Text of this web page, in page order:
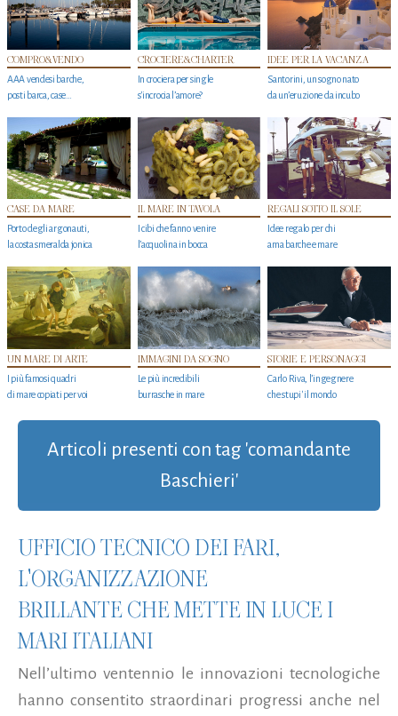
COMPRO&VENDO
AAA vendesi barche,
posti barca, case…
CROCIERE&CHARTER
In crociera per single
s'incrocia l’amore?
IDEE PER LA VACANZA
Santorini, un sogno nato
da un’eruzione da incubo
CASE DA MARE
Porto degli argonauti,
la costa smeralda jonica
IL MARE IN TAVOLA
I cibi che fanno venire
l’acquolina in bocca
REGALI SOTTO IL SOLE
Idee regalo per chi
ama barche e mare
UN MARE DI ARTE
I più famosi quadri
di mare copiati per voi
IMMAGINI DA SOGNO
Le più incredibili
burrasche in mare
STORIE E PERSONAGGI
Carlo Riva, l’ingegnere
che stupi' il mondo
Articoli presenti con tag 'comandante
Baschieri'
UFFICIO TECNICO DEI FARI,
L'ORGANIZZAZIONE
BRILLANTE CHE METTE IN LUCE I
MARI ITALIANI
Nell’ultimo ventennio le innovazioni tecnologiche
hanno consentito straordinari progressi anche nel